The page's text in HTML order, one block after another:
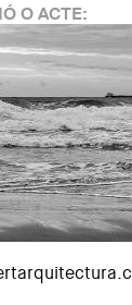
O ACTE: